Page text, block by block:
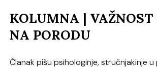
KOLUMNA | VAŽNOST
NA PORODU
Članak pišu psihologinje, stručnjakinje